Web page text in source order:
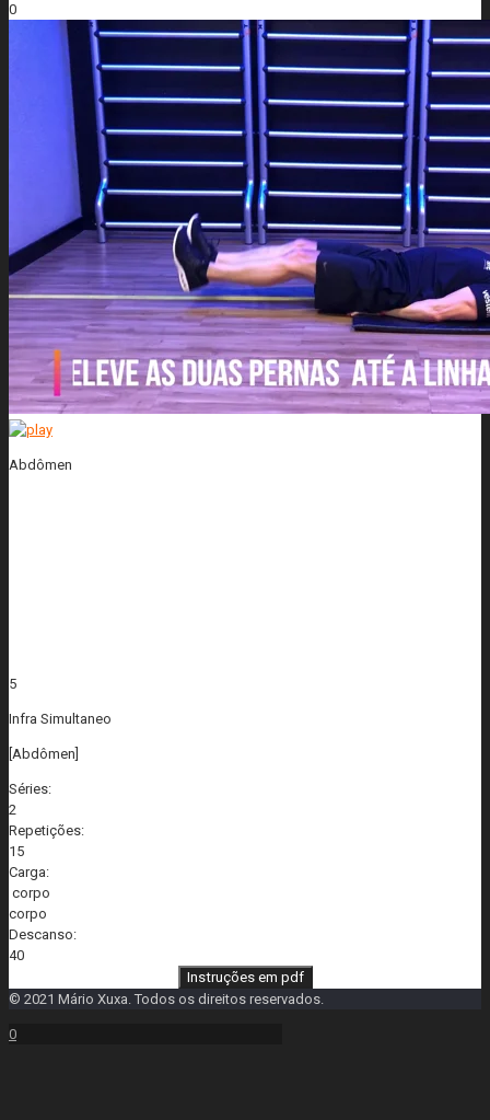
0
Abdômen
5
Infra Simultaneo
[Abdômen]
Séries:
2
Repetições:
15
Carga:
corpo
corpo
Descanso:
40
Instruções em pdf
© 2021 Mário Xuxa. Todos os direitos reservados.
0